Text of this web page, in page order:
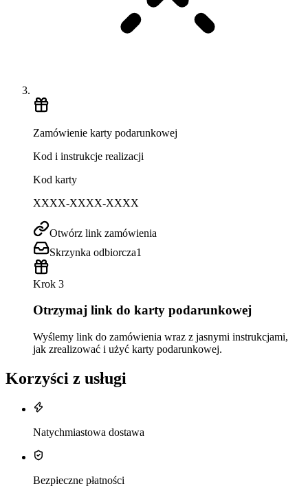
Zamówienie karty podarunkowej
Kod i instrukcje realizacji
Kod karty
XXXX-XXXX-XXXX
Otwórz link zamówienia
Skrzynka odbiorcza1
Krok 3
Otrzymaj link do karty podarunkowej
Wyślemy link do zamówienia wraz z jasnymi instrukcjami,
jak zrealizować i użyć karty podarunkowej.
Korzyści z usługi
Natychmiastowa dostawa
Bezpieczne płatności